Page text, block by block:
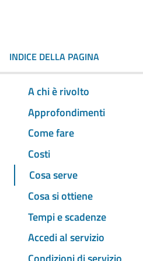
INDICE DELLA PAGINA
A chi è rivolto
Approfondimenti
Come fare
Costi
Cosa serve
Cosa si ottiene
Tempi e scadenze
Accedi al servizio